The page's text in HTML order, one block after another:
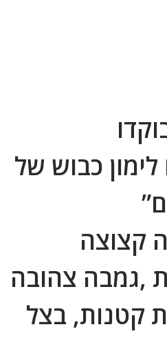
לימון כבוש של
קצוצה
,גמבה צהובה
קטנות, בצל